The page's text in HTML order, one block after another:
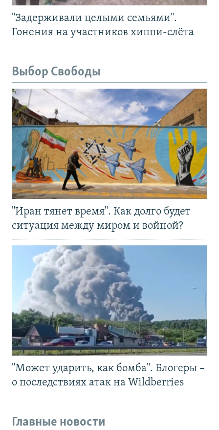
"Задерживали целыми семьями".
Гонения на участников хиппи-слёта
Выбор Свободы
"Иран тянет время". Как долго будет
ситуация между миром и войной?
"Может ударить, как бомба". Блогеры –
о последствиях атак на Wildberries
Главные новости